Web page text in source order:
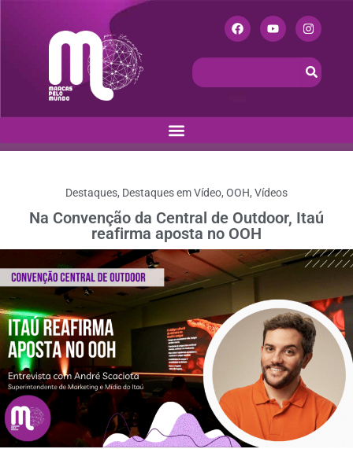
Destaques, Destaques em Vídeo, OOH, Vídeos
Na Convenção da Central de Outdoor, Itaú
reafirma aposta no OOH